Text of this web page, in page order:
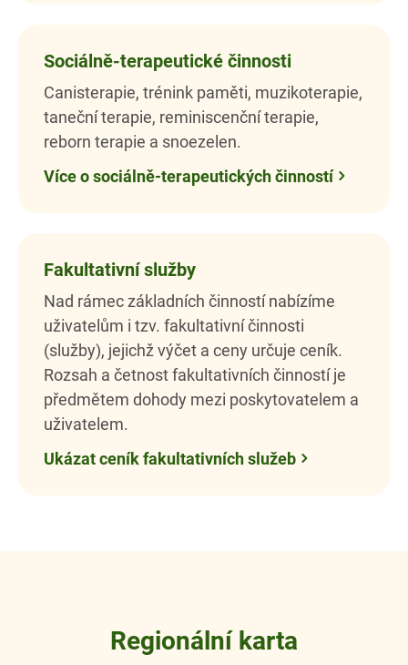
Sociálně-terapeutické činnosti
Canisterapie, trénink paměti, muzikoterapie,
taneční terapie, reminiscenční terapie,
reborn terapie a snoezelen.
Více o sociálně-terapeutických činností
Fakultativní služby
Nad rámec základních činností nabízíme
uživatelům i tzv. fakultativní činnosti
(služby), jejichž výčet a ceny určuje ceník.
Rozsah a četnost fakultativních činností je
předmětem dohody mezi poskytovatelem a
uživatelem.
Ukázat ceník fakultativních služeb
Regionální karta